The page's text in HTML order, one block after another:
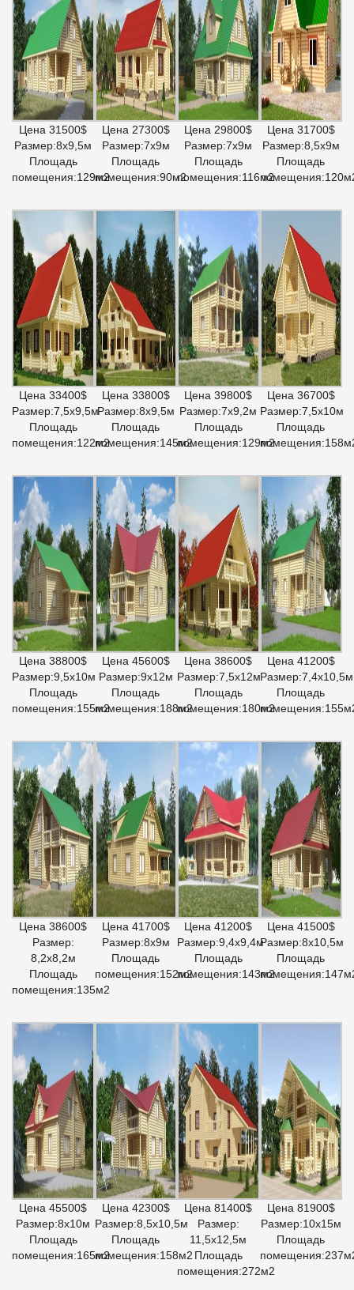
Цена 31500$
Размер:8х9,5м
Площадь
помещения:129м2
Цена 27300$
Размер:7х9м
Площадь
помещения:90м2
Цена 29800$
Размер:7х9м
Площадь
помещения:116м2
Цена 31700$
Размер:8,5х9м
Площадь
Цена 33400$
Размер:7,5х9,5м
Площадь
помещения:122м2
Цена 33800$
Размер:8х9,5м
Площадь
помещения:145м2
Цена 39800$
Размер:7х9,2м
Площадь
помещения:129м2
Цена 36700$
Размер:7,5х10м
Площадь
Цена 38800$
Размер:9,5х10м
Площадь
помещения:155м2
Цена 45600$
Размер:9х12м
Площадь
помещения:188м2
Цена 38600$
Размер:7,5х12м
Площадь
помещения:180м2
Цена 41200$
Размер:7,4х10,5м
Площадь
Цена 38600$
Размер:
8,2х8,2м
Площадь
помещения:135м2
Цена 41700$
Размер:8х9м
Площадь
помещения:152м2
Цена 41200$
Размер:9,4х9,4м
Площадь
помещения:143м2
Цена 41500$
Размер:8х10,5м
Площадь
Цена 45500$
Размер:8х10м
Площадь
помещения:165м2
Цена 42300$
Размер:8,5х10,5м
Площадь
помещения:158м2
Цена 81400$
Размер:
11,5х12,5м
Площадь
помещения:272м2
Цена 81900$
Размер:10х15м
Площадь